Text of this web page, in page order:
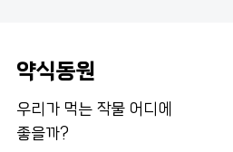
약식동원
우리가 먹는 작물 어디에
좋을까?